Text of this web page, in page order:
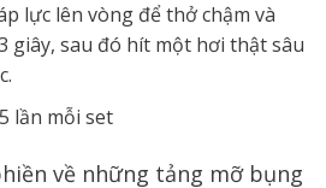
lực lên vòng để thở chậm và
giây, sau đó hít một hơi thật sâu
lần mỗi set